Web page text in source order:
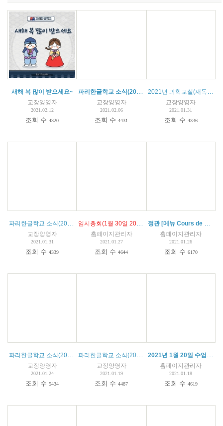
새해 복 많이 받으세요~
교장양영자
2021.02.12
조회 수4320
파리한글학교 소식(2021. 02. 06)
교장양영자
2021.02.06
조회 수4431
2021년 과학교실(재독한국과학기술자협의회)
교장양영자
2021.01.31
조회 수 4336
파리한글학교 소식(2021.01.31)
교장양영자
2021.01.31
조회 수4339
임시총회(1월 30일 20시) 회의록 Assemblée Générale Extraordinaire
홈페이지관리자
2021.01.27
조회 수4644
정관 [메뉴 Cours de coréen 의 statuts 참고°]
홈페이지관리자
2021.01.26
조회 수 6170
파리한글학교 소식(2021.01.22)
교장양영자
2021.01.24
조회 수5434
파리한글학교 소식(2021.01.19)
교장양영자
2021.01.19
조회 수4487
2021년 1월 20일 수업시간 조정 14:10~16:30
홈페이지관리자
2021.01.18
조회 수 4619